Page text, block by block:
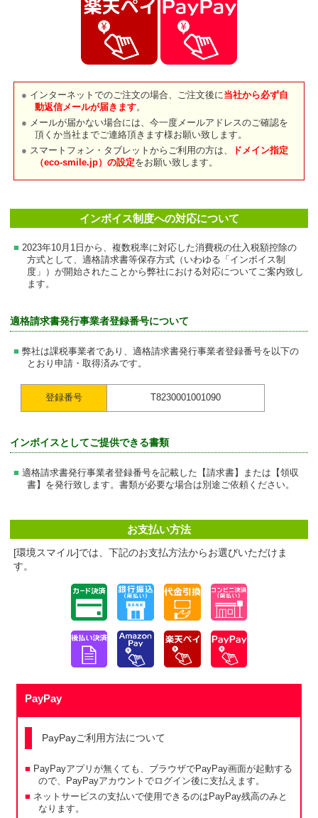
インターネットでのご注文の場合、ご注文後に当社から必ず自
動返信メールが届きます。
メールが届かない場合には、今一度メールアドレスのご確認を
頂くか当社までご連絡頂きます様お願い致します。
スマートフォン・タブレットからご利用の方は、
ドメイン指定
（eco-smile.jp）の設定をお願い致します。
インボイス制度への対応について
2023年10月1日から、複数税率に対応した消費税の仕入税額控除の
方式として、適格請求書等保存方式（いわゆる「インボイス制
度」）が開始されたことから弊社における対応についてご案内致し
ます。
適格請求書発行事業者登録番号について
弊社は課税事業者であり、適格請求書発行事業者登録番号を以下の
とおり申請・取得済みです。
登録番号 T8230001001090
インボイスとしてご提供できる書類
適格請求書発行事業者登録番号を記載した【請求書】または【領収
書】を発行致します。書類が必要な場合は別途ご依頼ください。
お支払い方法
[環境スマイル]では、下記のお支払方法からお選びいただけま
す。
PayPay
PayPayご利用方法について
PayPayアプリが無くても、ブラウザでPayPay画面が起動する
ので、PayPayアカウントでログイン後に支払えます。
ネットサービスの支払いで使用できるのはPayPay残高のみと
なります。